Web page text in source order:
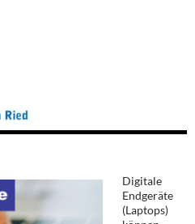
Digitale
Endgeräte
(Laptops)